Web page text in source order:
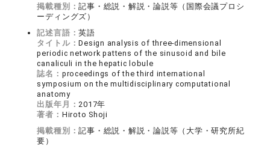
掲載種別：記事・総説・解説・論説等（国際会議プロシ
ーディングズ）
記述言語：英語
タイトル：Design analysis of three-dimensional
periodic network pattens of the sinusoid and bile
canaliculi in the hepatic lobule
誌名： proceedings of the third international
symposium on the multidisciplinary computational
anatomy
出版年月：2017年
著者： Hiroto Shoji
掲載種別：記事・総説・解説・論説等（大学・研究所紀
要）